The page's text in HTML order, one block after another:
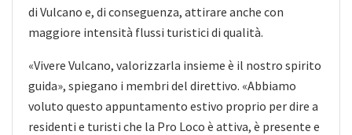
di Vulcano e, di conseguenza, attirare anche con
maggiore intensità flussi turistici di qualità.
«Vivere Vulcano, valorizzarla insieme è il nostro spirito
guida», spiegano i membri del direttivo. «Abbiamo
voluto questo appuntamento estivo proprio per dire a
residenti e turisti che la Pro Loco è attiva, è presente e